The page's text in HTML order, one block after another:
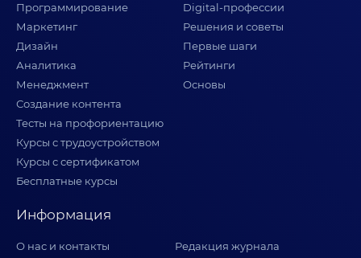
Программирование
Маркетинг
Дизайн
Аналитика
Менеджмент
Создание контента
Тесты на профориентацию
Курсы с трудоустройством
Курсы с сертификатом
Бесплатные курсы
Digital-профессии
Решения и советы
Первые шаги
Рейтинги
Основы
Информация
О нас и контакты
Редакция журнала